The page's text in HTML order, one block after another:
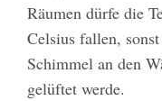
Räumen dürfe die
Celsius fallen,
Schimmel an den
gelüftet werde.